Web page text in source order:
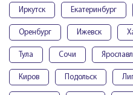
Иркутск Екатеринбург
Оренбург Ижевск
Тула Сочи
Киров Подольск